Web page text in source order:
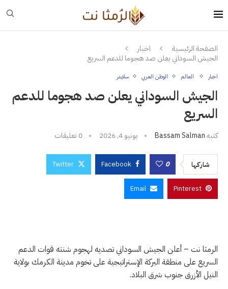
الصفحة الرئيسية
اخبار
الجيش السوداني يعلن صد هجوما للدعم السريع
اخبار العالم الوطن العربي سلايدر
الجيش السوداني يعلن صد هجوما للدعم
السريع
كتبهBassam Salman يونيو 4, 2026 0 تعليقات
شاركها 0
Facebook
Twitter
Pinterest
Email
الرمثا نت – أعلن الجيش السوداني تصديه لهجوم شنته قوات الدعم
السريع على منطقة البركة الإستراتيجية على تخوم مدينة الكرمك بولاية
النيل الأزرق جنوب شرق البلاد.